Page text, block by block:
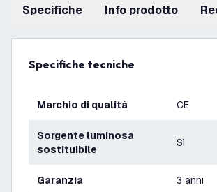
Specifiche info prodotto
Specifiche tecniche
Marchio di qualità CE
Sorgente luminosa
sostituibile
Sì
Garanzia 3 anni